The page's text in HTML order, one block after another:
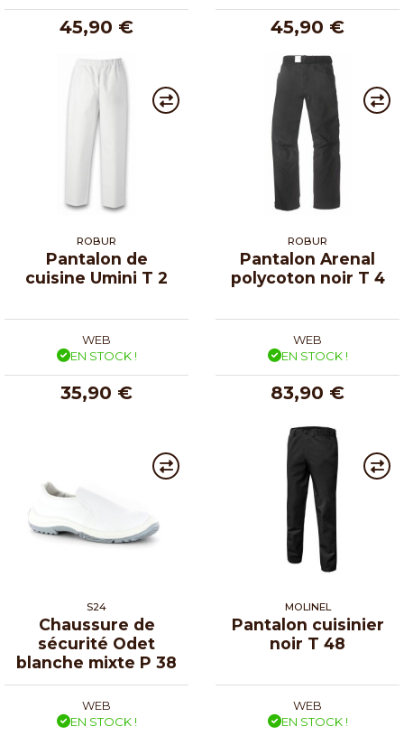
45,90 € 45,90 €
ROBUR
Pantalon de
cuisine Umini T 2
WEB
EN STOCK !
35,90 €
ROBUR
Pantalon Arenal
polycoton noir T 4
WEB
EN STOCK !
83,90 €
S24
Chaussure de
sécurité Odet
blanche mixte P 38
WEB
EN STOCK !
MOLINEL
Pantalon cuisinier
noir T 48
WEB
EN STOCK !